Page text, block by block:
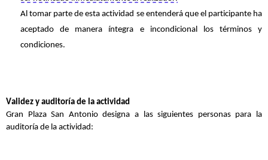
Al tomar parte de esta actividad se entenderá que el participante ha
aceptado de manera íntegra e incondicional los términos y
condiciones.
Validez y auditoría de la actividad
Gran PlazaSan Antonio designa a las siguientes personas para la
auditoría de la actividad :